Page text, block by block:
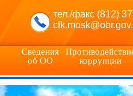
тел./факс (812)
Сведения
об ОО
коррупции